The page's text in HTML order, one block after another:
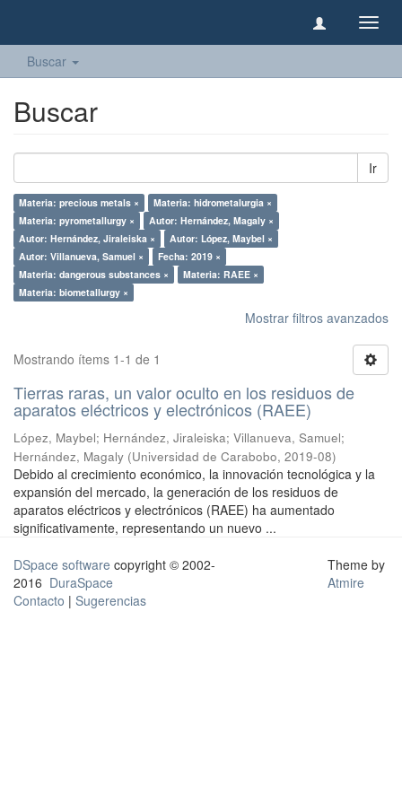
Buscar
Buscar
Ir
Materia: precious metals ×
Materia: hidrometalurgia ×
Materia: pyrometallurgy ×
Autor: Hernández, Magaly ×
Autor: Hernández, Jiraleiska ×
Autor: López, Maybel ×
Autor: Villanueva, Samuel ×
Fecha: 2019 ×
Materia: dangerous substances ×
Materia: RAEE ×
Materia: biometallurgy ×
Mostrar filtros avanzados
Mostrando ítems 1-1 de 1
Tierras raras, un valor oculto en los residuos de
aparatos eléctricos y electrónicos (RAEE)
López, Maybel; Hernández, Jiraleiska; Villanueva, Samuel;
Hernández, Magaly (Universidad de Carabobo, 2019-08)
Debido al crecimiento económico, la innovación tecnológica y la
expansión del mercado, la generación de los residuos de
aparatos eléctricos y electrónicos (RAEE) ha aumentado
significativamente, representando un nuevo ...
DSpace software copyright © 2002-
2016 DuraSpace
Contacto | Sugerencias
Theme by
Atmire